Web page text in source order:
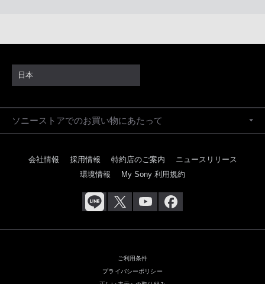
日本
ソニーストアでのお買い物にあたって
会社情報 採用情報 特約店のご案内
ニュースリリース
環境情報
My Sony 利用規約
ご利用条件
プライバシーポリシー